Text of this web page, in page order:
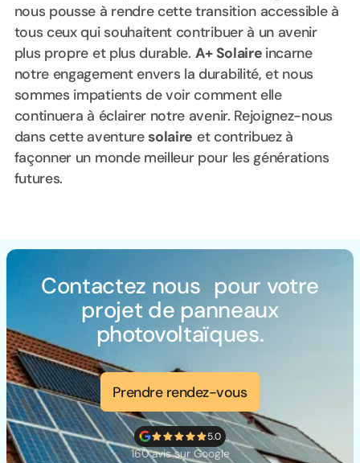
nous pousse à rendre cette transition accessible à
tous ceux qui souhaitent contribuer à un avenir
plus propre et plus durable. A+ Solaire incarne
notre engagement envers la durabilité, et nous
sommes impatients de voir comment elle
continuera à éclairer notre avenir. Rejoignez-nous
dans cette aventuresolaire et contribuez à
façonner un monde meilleur pour les générations
futures.
Contactez nous pour votre
projet de panneaux
photovoltaïques.
Prendre rendez-vous
5.0
160 avis sur Google